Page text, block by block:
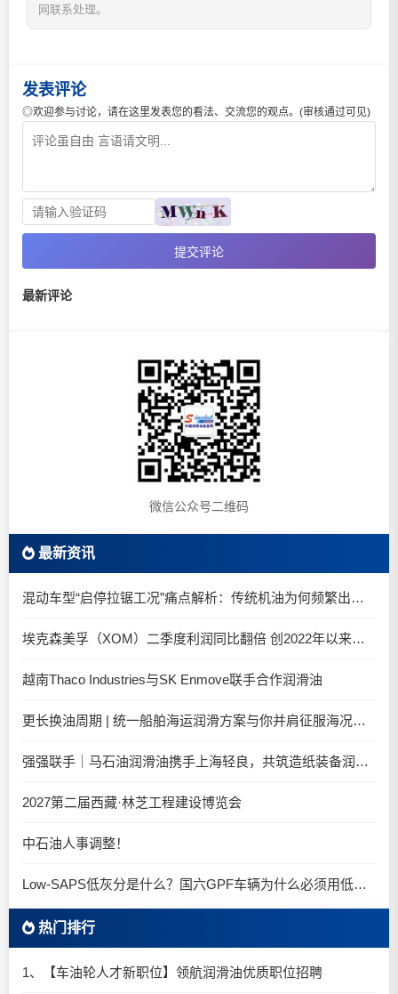
网联系处理。
发表评论
◎欢迎参与讨论，请在这里发表您的看法、交流您的观点。(审核通过可见)
提交评论
最新评论
微信公众号二维码
最新资讯
混动车型“启停拉锯工况”痛点解析：传统机油为何频繁出现油泥堆积？
埃克森美孚（XOM）二季度利润同比翻倍 创2022年以来新高
越南Thaco Industries与SK Enmove联手合作润滑油
更长换油周期 | 统一船舶海运润滑方案与你并肩征服海况运维考验
强强联手｜马石油润滑油携手上海轻良，共筑造纸装备润滑新生态
2027第二届西藏·林芝工程建设博览会
中石油人事调整！
Low-SAPS低灰分是什么？国六GPF车辆为什么必须用低灰油
热门排行
1、【车油轮人才新职位】领航润滑油优质职位招聘